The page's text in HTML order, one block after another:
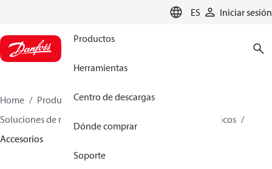
ES Iniciar sesión
Productos
Herramientas
Centro de descargas
Dónde comprar
Soporte
Home Productos
Climate Solutions for heating
Soluciones de monitorización y controladores electrónicos
Accesorios